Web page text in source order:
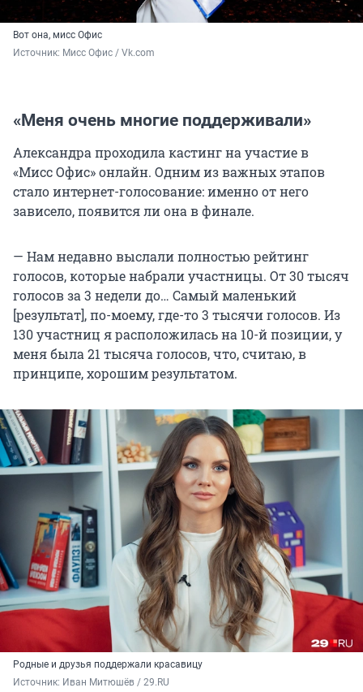
Вот она, мисс Офис
Источник: Мисс Офис / Vk.com
«Меня очень многие поддерживали»
Александра проходила кастинг на участие в
«Мисс Офис» онлайн. Одним из важных этапов
стало интернет-голосование: именно от него
зависело, появится ли она в финале.
— Нам недавно выслали полностью рейтинг
голосов, которые набрали участницы. От 30 тысяч
голосов за 3 недели до… Самый маленький
[результат], по-моему, где-то 3 тысячи голосов. Из
130 участниц я расположилась на 10-й позиции, у
меня была 21 тысяча голосов, что, считаю, в
принципе, хорошим результатом.
Родные и друзья поддержали красавицу
Источник: Иван Митюшёв / 29.RU